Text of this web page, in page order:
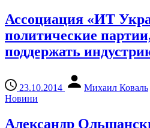
Ассоциация «ИТ
политические
поддержать
23.10.2014
Михаил Коваль
Новини
Александр